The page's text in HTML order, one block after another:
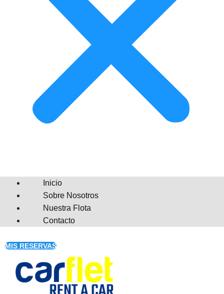
Inicio
Sobre Nosotros
Nuestra Flota
Contacto
MIS RESERVAS